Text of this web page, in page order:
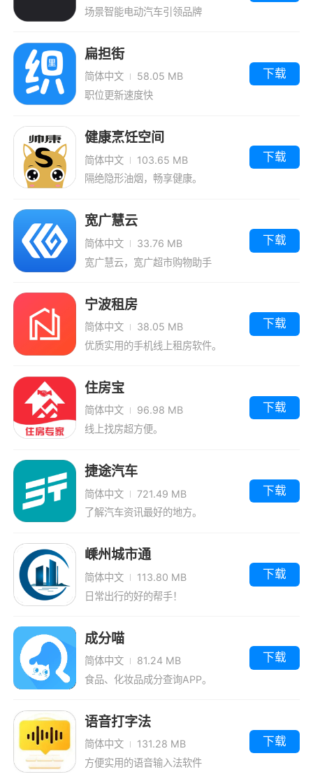
场景智能电动汽车引领品牌
扁担街
简体中文
58.05 MB
职位更新速度快
下载
健康烹饪空间
简体中文
103.65 MB
隔绝隐形油烟，畅享健康。
下载
宽广慧云
简体中文
33.76 MB
宽广慧云，宽广超市购物助手
下载
宁波租房
简体中文
38.05 MB
优质实用的手机线上租房软件。
下载
住房宝
简体中文
96.98 MB
线上找房超方便。
下载
捷途汽车
简体中文
721.49 MB
了解汽车资讯最好的地方。
下载
嵊州城市通
简体中文
113.80 MB
日常出行的好的帮手！
下载
成分喵
简体中文
81.24 MB
食品、化妆品成分查询APP。
下载
语音打字法
简体中文
131.28 MB
方便实用的语音输入法软件
下载